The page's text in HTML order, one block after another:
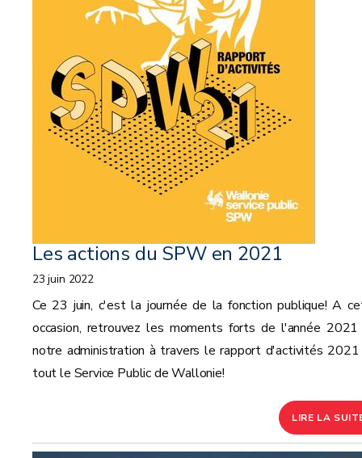
Les actions du SPW en 2021
23 juin 2022
Ce 23 juin, c'est la journée de la fonction publique! A
occasion, retrouvez les moments forts de l'année
notre administration à travers le rapport d'activités
tout le Service Public de Wallonie!
LIRE LA